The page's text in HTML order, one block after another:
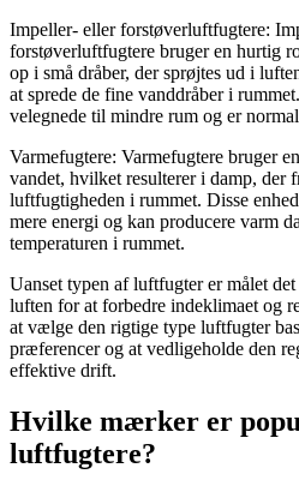
Impeller- eller forstøverluftfugtere:
forstøverluftfugtere bruger en hurtig
op i små dråber, der sprøjtes ud i
at sprede de fine vanddråber i
velegnede til mindre rum og er
Varmefugtere: Varmefugtere bruger
vandet, hvilket resulterer i damp, der
luftfugtigheden i rummet. Disse
mere energi og kan producere varm
temperaturen i rummet.
Uanset typen af luftfugter er målet
luften for at forbedre indeklimaet og
at vælge den rigtige type luftfugter
præferencer og at vedligeholde den
effektive drift.
Hvilke mærker er
luftfugtere?